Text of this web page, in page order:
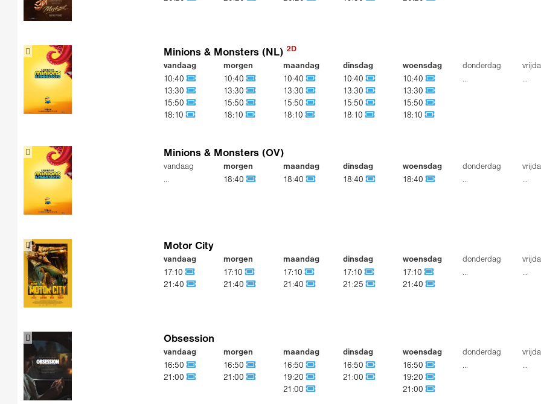
Minions & Monsters (NL) 2D
vandaag
10:40
13:30
15:50
18:10
morgen
10:40
13:30
15:50
18:10
maandag
10:40
13:30
15:50
18:10
dinsdag
10:40
13:30
15:50
18:10
woensdag
10:40
13:30
15:50
18:10
donderdag
...
...
Minions & Monsters (OV)
vandaag
...
morgen
18:40
maandag
18:40
dinsdag
18:40
woensdag
18:40
donderdag
...
...
Motor City
vandaag
17:10
21:40
morgen
17:10
21:40
maandag
17:10
21:40
dinsdag
17:10
21:25
woensdag
17:10
21:40
donderdag
...
...
Obsession
vandaag
16:50
21:00
morgen
16:50
21:00
maandag
16:50
19:20
21:00
dinsdag
16:50
21:00
woensdag
16:50
19:20
21:00
donderdag
...
...